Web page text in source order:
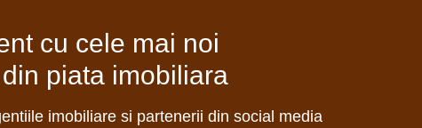
cu cele mai noi
piata imobiliara
imobiliare si partenerii din social media